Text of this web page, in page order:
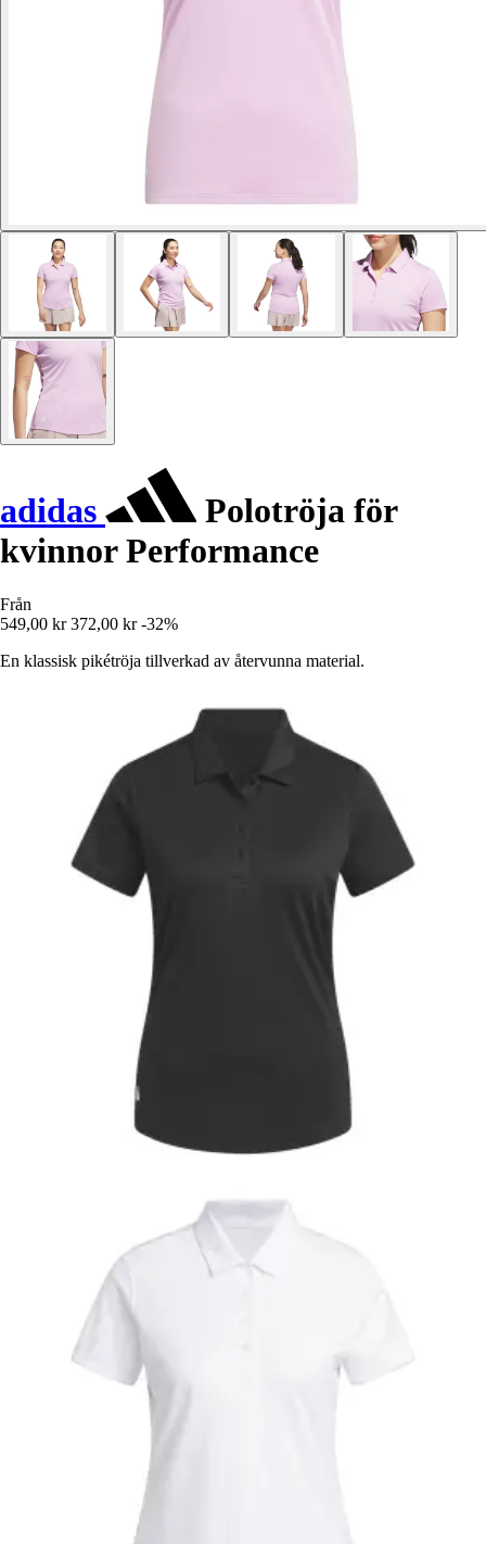
adidas
Polotröja för
kvinnor Performance
Från
549,00 kr 372,00 kr -32%
En klassisk pikétröja tillverkad av återvunna material.